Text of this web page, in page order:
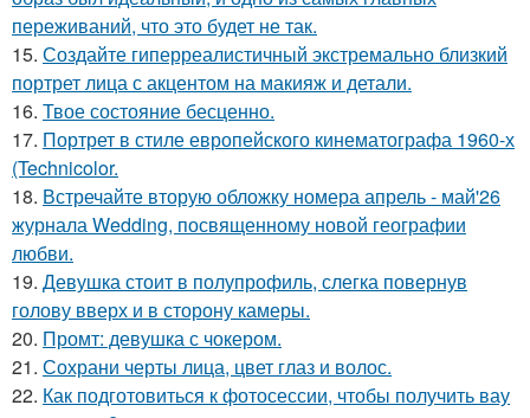
переживаний, что это будет не так.
15. Создайте гиперреалистичный экстремально близкий
портрет лица с акцентом на макияж и детали.
16. Твое состояние бесценно.
17. Портрет в стиле европейского кинематографа 1960-х
(Technicolor.
18. Встречайте вторую обложку номера апрель - май'26
журнала Wedding, посвященному новой географии
любви.
19. Девушка стоит в полупрофиль, слегка повернув
голову вверх и в сторону камеры.
20. Промт: девушка с чокером.
21. Сохрани черты лица, цвет глаз и волос.
22. Как подготовиться к фотосессии, чтобы получить вау